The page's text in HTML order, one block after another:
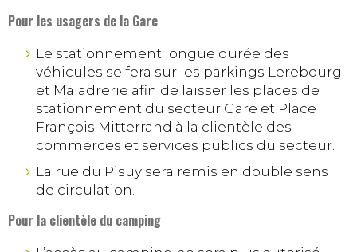
Pour les usagers de la Gare
Le stationnement longue durée des
véhicules se fera sur les parkings Lerebourg
et Maladrerie afin de laisser les places de
stationnement du secteur Gare et Place
François Mitterrand à la clientèle des
commerces et services publics du secteur.
La rue du Pisuy sera remis en double sens
de circulation.
Pour la clientèle du camping